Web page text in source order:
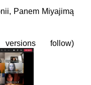
Panem Miyajimą
follow)